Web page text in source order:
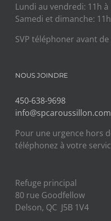
Lundi au vendredi: 11h à
Samedi et dimanche:
SVP téléphoner avant
NOUS JOINDRE
450-638-9698
info@spcaroussillon.com
Pour une urgence hors
téléphonez à votre
Refuge principal
80 rue Goodfellow
Delson, QC J5B 1V4